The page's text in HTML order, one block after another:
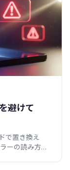
避けて
で置き換え
ーの読み方。